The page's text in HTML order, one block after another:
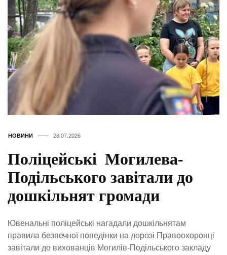
НОВИНИ 28.07.2026
Поліцейські Могилева-
Подільського завітали до
дошкільнят громади
Ювенальні поліцейські нагадали дошкільнятам
правила безпечної поведінки на дорозі Правоохоронці
завітали до вихованців Могилів-Подільського закладу